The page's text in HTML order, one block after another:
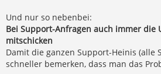
Und nur so nebenbei:
Bei Support-Anfragen auch immer die
mitschicken
Damit die ganzen Support-Heinis (alle
schneller bemerken, dass man das